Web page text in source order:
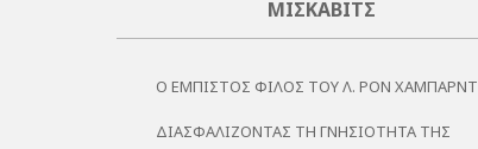
ΜΙΣΚΆΒΙΤΣ
Ο ΕΜΠΙΣΤΟΣ ΦΙΛΟΣ ΤΟΥ Λ. ΡΟΝ ΧΑΜΠΑΡΝΤ
ΔΙΑΣΦΑΛΊΖΟΝΤΑΣ ΤΗ ΓΝΗΣΙΌΤΗΤΑ ΤΗΣ